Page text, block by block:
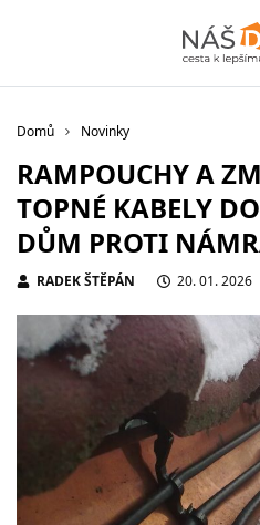
Domů Novinky
RAMPOUCHY A
TOPNÉ KABELY
DŮM PROTI
RADEK ŠTĚPÁN 20. 01. 2026